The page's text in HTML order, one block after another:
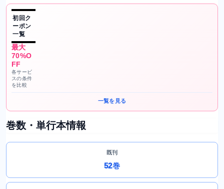
初回ク
ーポン
一覧
最大
70%O
FF
各サービ
スの条件
を比較
一覧を見る
巻数・単行本情報
既刊
52巻